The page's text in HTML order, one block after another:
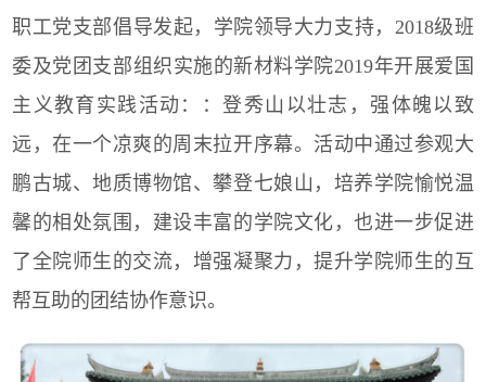
职工党支部倡导发起，学院领导大力支持，2018级班
委及党团支部组织实施的新材料学院2019年开展爱国
主义教育实践活动 ：
：登秀山以壮志，强体魄以致
远，在一个凉爽的周末拉开序幕。活动中通过参观大
鹏古城、地质博物馆、攀登七娘山，培养学院愉悦温
馨的相处氛围，建设丰富的学院文化，也进一步促进
了全院师生的交流，增强凝聚力，提升学院师生的互
帮互助的团结协作意识。